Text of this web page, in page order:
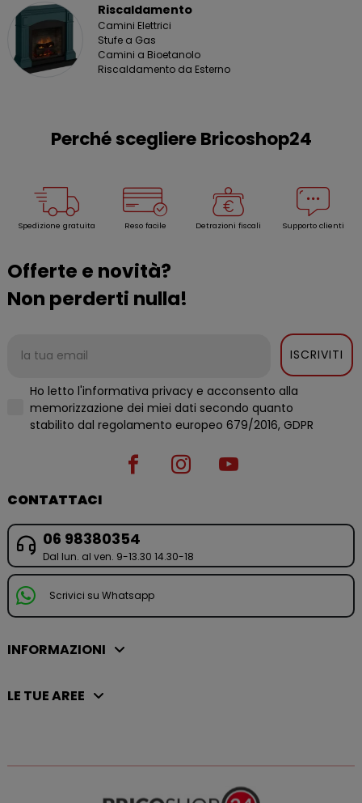
Riscaldamento
Camini Elettrici
Stufe a Gas
Camini a Bioetanolo
Riscaldamento da Esterno
Perché scegliere Bricoshop24
Spedizione gratuita Reso facile Detrazioni fiscali Supporto clienti
Offerte e novità?
Non perderti nulla!
ISCRIVITI
Ho letto l'informativa privacy e acconsento alla
memorizzazione dei miei dati secondo quanto
stabilito dal regolamento europeo 679/2016, GDPR
CONTATTACI
06 98380354
Dal lun. al ven. 9-13.30 14.30-18
Scrivici su Whatsapp
INFORMAZIONI
LE TUE AREE